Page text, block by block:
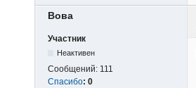
Вова
Участник
Неактивен
Сообщений: 111
Спасибо: 0